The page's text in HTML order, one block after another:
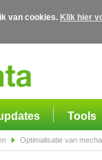
van cookies. Klik hier
Tools
Optimalisatie van